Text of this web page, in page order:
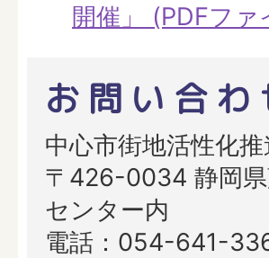
開催」 (PDFフ
お問い合わ
中心市街地活性化
〒426-0034 静岡
センター内
電話：054-641-